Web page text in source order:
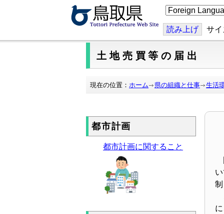
こ
の
ジ
を
翻
訳
読み上げ サ
土地売買等の届出
現在の位置： ホーム 県の組織と仕事 生活
都市計画
都市計画に関すること